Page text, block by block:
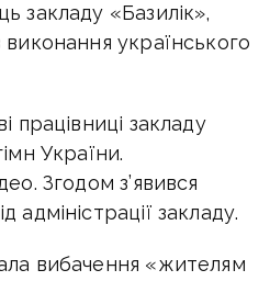
закладу «Базилік»,
виконання українського
працівниці закладу
України.
Згодом з’явився
закладу.
вибачення «жителям